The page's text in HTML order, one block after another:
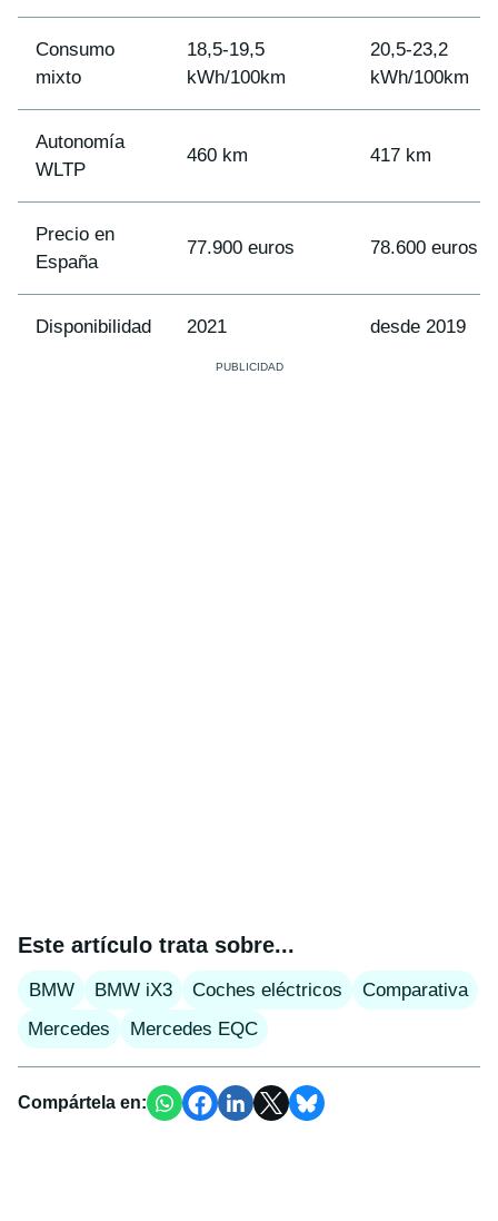
Consumo
mixto
18,5-19,5
kWh/100km
20,5-23,2
kWh/100km
Autonomía
WLTP
460 km 417 km
Precio en
España
77.900 euros 78.600 euros
Disponibilidad 2021 desde 2019
Este artículo trata sobre...
BMW BMW iX3 Coches eléctricos
Comparativa
Mercedes
Mercedes EQC
Compártela en: